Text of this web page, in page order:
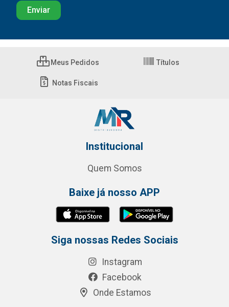
Meus Pedidos Títulos
Notas Fiscais
Institucional
Quem Somos
Baixe já nosso APP
Siga nossas Redes Sociais
Instagram
Facebook
Onde Estamos